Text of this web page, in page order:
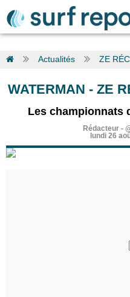
Actualités ZE
WATERMAN - ZE
Les championnats
Rédacteur-
lundi 26